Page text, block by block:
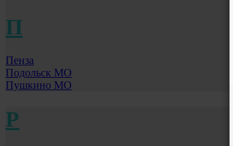
П
Пенза
Подольск МО
Пушкино МО
Р